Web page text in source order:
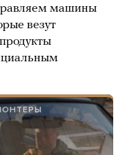
машины
везут